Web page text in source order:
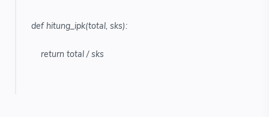
def hitung_ipk(total, sks):
return total / sks